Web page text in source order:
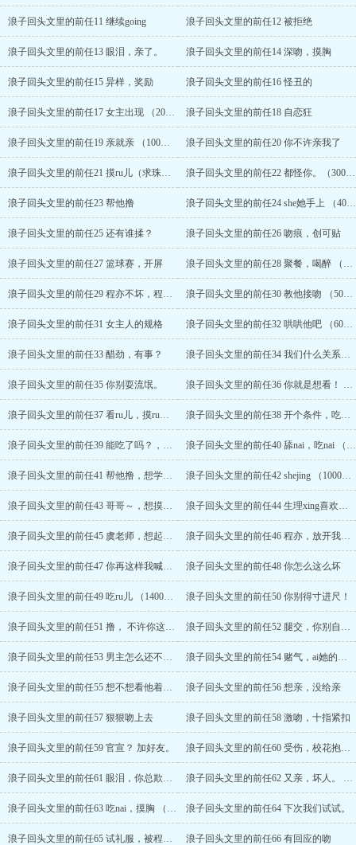
有成决定追回旧ai，男主经历一番心里挣扎就会重拾ai意，你要配合
男主解除婚约。”你的任务：1.疏解男主xing欲；2.主动出轨，降低男
主解除婚约的心理负担。世界三：高gan文里的“小情儿”“你明艳妩媚
身材火辣，是男主解决生理欲望的炮友，但他的官配是少年时一眼惊
艳不忍亵渎的学妹，等男主历经波折追到暗恋已久的白月光，你就可
以功成身退。”你的任务：1.满足男主xing欲；2.虚荣且拜金，衬托女
弱，利己主义者，会有和“原文男主”外其他人的rou，不排除禁忌元素
浪子回头文里的前任11 继续going 浪子回头文里的前任12 被拒绝
浪子回头文里的前任13 眼泪，亲了。 浪子回头文里的前任14 深吻，摸胸
浪子回头文里的前任15 异样，奖励 浪子回头文里的前任16 怪丑的
浪子回头文里的前任17 女主出现 （200收加更） 浪子回头文里的前任18 自恋狂
浪子回头文里的前任19 亲就亲 （100珠加更） 浪子回头文里的前任20 你不许亲我了
浪子回头文里的前任21 摸ru儿（求珠珠，求收藏?） 浪子回头文里的前任22 都怪你。（300收加更）
浪子回头文里的前任23 帮他撸 浪子回头文里的前任24 she她手上 （400收加更）
浪子回头文里的前任25 还有谁揉？ 浪子回头文里的前任26 吻痕，创可贴
浪子回头文里的前任27 篮球赛，开屏 浪子回头文里的前任28 聚餐，喝醉 （200珠加更?）
浪子回头文里的前任29 程亦不坏，程亦ai你。 浪子回头文里的前任30 教他接吻 （500收加更）
浪子回头文里的前任31 女主人的规格 浪子回头文里的前任32 哄哄他吧 （600收加更）
浪子回头文里的前任33 醋劲，有事？ 浪子回头文里的前任34 我们什么关系？（700收加更）
浪子回头文里的前任35 你别耍流氓。 浪子回头文里的前任36 你就是想看！ （300珠加更）
浪子回头文里的前任37 看ru儿，摸ru儿（800收加更） 浪子回头文里的前任38 开个条件，吃一口
浪子回头文里的前任39 能吃了吗？，小心眼儿。 浪子回头文里的前任40 舔nai，吃nai （900收加更）
浪子回头文里的前任41 帮他撸，想学我教你 浪子回头文里的前任42 shejing （1000收加更）
浪子回头文里的前任43 哥哥～，想摸腹肌。 浪子回头文里的前任44 生理xing喜欢（1100收加更）
浪子回头文里的前任45 虞老师，想起来了吗？（1200收加更） 浪子回头文里的前任46 程亦，放开我，强吻
浪子回头文里的前任47 你再这样我喊了。 （1300收加更） 浪子回头文里的前任48 你怎么这么坏
浪子回头文里的前任49 吃ru儿 （1400收加更） 浪子回头文里的前任50 你别得寸进尺！
浪子回头文里的前任51 撸， 不许你这么看我。 浪子回头文里的前任52 腿交，你别自恋！（1500收加更）
浪子回头文里的前任53 男主怎么还不加她？ 浪子回头文里的前任54 赌气，ai她的人太多
浪子回头文里的前任55 想不想看他着急的样儿？（1600收加更） 浪子回头文里的前任56 想亲，没给亲
浪子回头文里的前任57 狠狠吻上去 浪子回头文里的前任58 激吻，十指紧扣
浪子回头文里的前任59 官宣？ 加好友。 浪子回头文里的前任60 受伤，校花抱他。
浪子回头文里的前任61 眼泪，你总欺负我 浪子回头文里的前任62 又亲，坏人。 （1700收加更）
浪子回头文里的前任63 吃nai，摸胸 （1800珠加更） 浪子回头文里的前任64 下次我们试试。
浪子回头文里的前任65 试礼服，被程亦又强吻 （1900收加更） 浪子回头文里的前任66 有回应的吻